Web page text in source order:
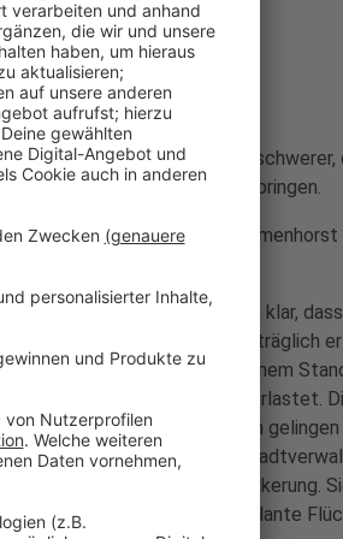
28. Februar
es den Kommunen immer schwerer,
zu uns kommen, unterzubringen.
freien Grundstück in Biemenhorst
Bocholt Süd-Ost ist klar,
müsse aber sozialverträglich
150 Flüchtlingen an einem
Einrichtungen vor Ort überlastet.
die nur gemeinschaftlich
einer Stellungnahme. Die
in Hand mit Politik und Bevölkerung.
über die geplante